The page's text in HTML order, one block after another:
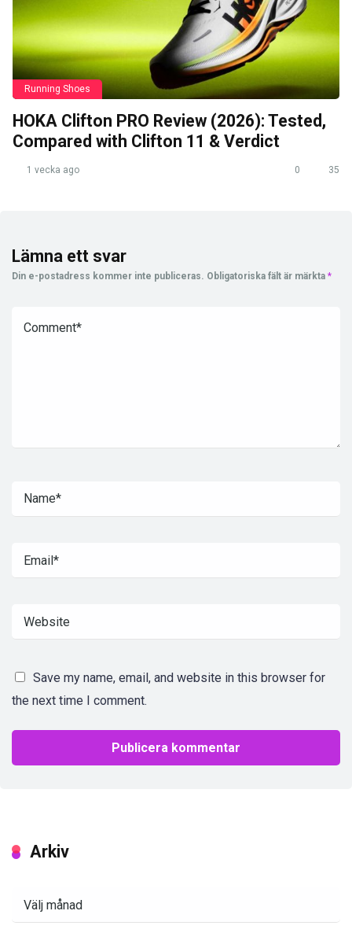
Running Shoes
HOKA Clifton PRO Review (2026): Tested,
Compared with Clifton 11 & Verdict
1 vecka ago 0 35
Lämna ett svar
Din e-postadress kommer inte publiceras. Obligatoriska fält är märkta *
Save my name, email, and website in this browser for
the next time I comment.
Arkiv